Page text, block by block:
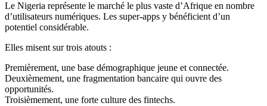
Le Nigeria représente le marché le plus vaste d’Afrique en nombre
d’utilisateurs numériques. Les super-apps y bénéficient d’un
potentiel considérable.
Elles misent sur trois atouts :
Premièrement, une base démographique jeune et connectée.
Deuxièmement, une fragmentation bancaire qui ouvre des
opportunités.
Troisièmement, une forte culture des fintechs.